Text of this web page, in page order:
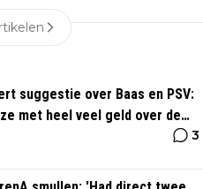
suggestie over Baas en PSV:
met heel veel geld over de
3